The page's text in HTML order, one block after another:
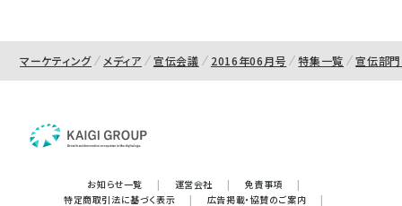
マーケティング メディア 宣伝会議 2016年06月号 特集一覧 宣伝部
お知らせ一覧 | 運営会社 | 免責事項
|
特定商取引法に基づく表示
| 広告掲載・協賛のご案内 |